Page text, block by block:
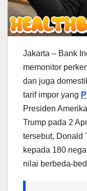
Jakarta – Bank
memonitor
dan juga
tarif impor yang
Presiden
Trump pada 2
tersebut, Donald
kepada 180
nilai berbeda-